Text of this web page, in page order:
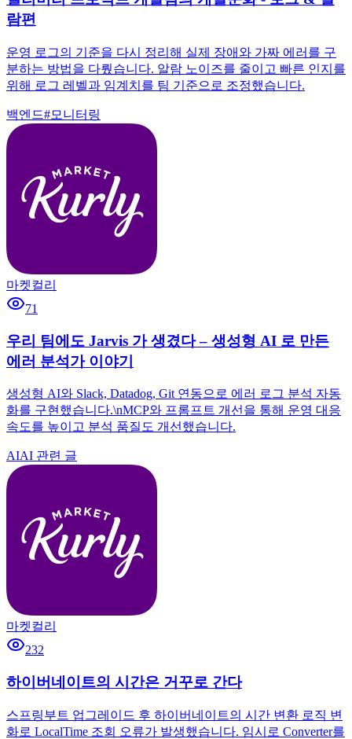
람편
운영 로그의 기준을 다시 정리해 실제 장애와 가짜 에러를 구
분하는 방법을 다뤘습니다. 알람 노이즈를 줄이고 빠른 인지를
위해 로그 레벨과 임계치를 팀 기준으로 조정했습니다.
백엔드#모니터링
마켓컬리
71
우리 팀에도 Jarvis 가 생겼다 – 생성형 AI 로 만든
에러 분석가 이야기
생성형 AI와 Slack, Datadog, Git 연동으로 에러 로그 분석 자동
화를 구현했습니다.\nMCP와 프롬프트 개선을 통해 운영 대응
속도를 높이고 분석 품질도 개선했습니다.
AIAI 관련 글
마켓컬리
232
하이버네이트의 시간은 거꾸로 간다
스프링부트 업그레이드 후 하이버네이트의 시간 변환 로직 변
화로 LocalTime 조회 오류가 발생했습니다. 임시로 Converter를